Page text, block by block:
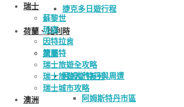
捷克多日遊行程
荷蘭、比利時
荷蘭
阿姆斯特丹與周遭
阿姆斯特丹市區
瑞士
蘇黎世
琉森
因特拉肯
策馬特
瑞士旅遊全攻略
瑞士旅遊入門系列
瑞士城市攻略
澳洲